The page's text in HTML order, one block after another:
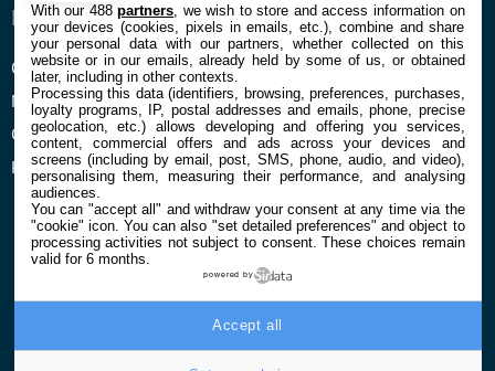
ENTREPRISE
Qui sommes nous
Mentions légales et CGU
Confidentialité et Cookies
Préférences cookies
À PROPOS
La rédaction
Contact
With our 488partners , we wish to store and access information on
your devices (cookies, pixels in emails, etc.), combine and share
your personal data with our partners, whether collected on this
website or in our emails, already held by some of us, or obtained
later, including in other contexts.
Processing this data (identifiers, browsing, preferences, purchases,
loyalty programs, IP, postal addresses and emails, phone, precise
geolocation, etc.) allows developing and offering you services,
content, commercial offers and ads across your devices and
screens (including by email, post, SMS, phone, audio, and video),
personalising them, measuring their performance, and analysing
audiences.
You can "accept all" and withdraw your consent at any time via the
"cookie" icon. You can also "set detailed preferences" and object to
processing activities not subject to consent. These choices remain
valid for 6 months.
powered by
Accept all